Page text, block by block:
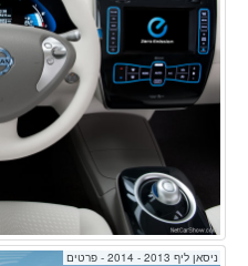
ניסאן ליף 2013 - 2014 - פרטים